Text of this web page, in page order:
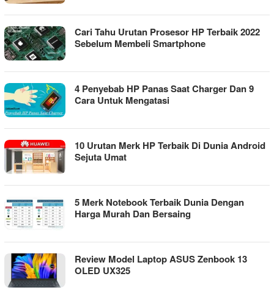
Cari Tahu Urutan Prosesor HP Terbaik 2022
Sebelum Membeli Smartphone
4 Penyebab HP Panas Saat Charger Dan 9
Cara Untuk Mengatasi
10 Urutan Merk HP Terbaik Di Dunia Android
Sejuta Umat
5 Merk Notebook Terbaik Dunia Dengan
Harga Murah Dan Bersaing
Review Model Laptop ASUS Zenbook 13
OLED UX325